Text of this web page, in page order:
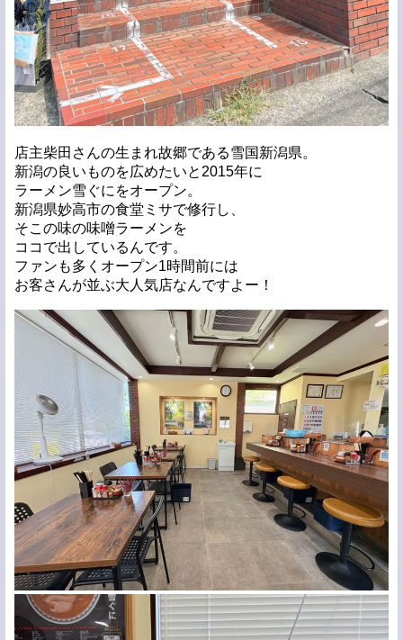
店主柴田さんの生まれ故郷である雪国新潟県。
新潟の良いものを広めたいと2015年に
ラーメン雪ぐにをオープン。
新潟県妙高市の食堂ミサで修行し、
そこの味の味噌ラーメンを
ココで出しているんです。
ファンも多くオープン1時間前には
お客さんが並ぶ大人気店なんですよー！